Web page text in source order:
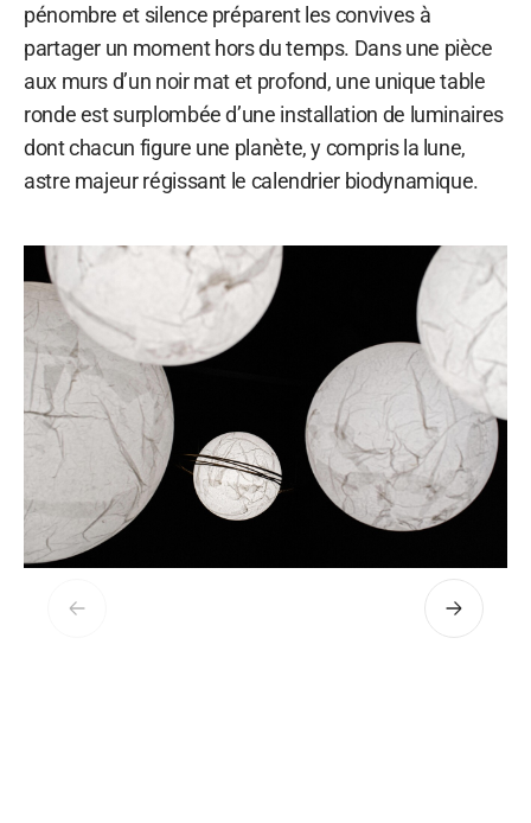
pénombre et silence préparent les convives à
partager un moment hors du temps. Dans une pièce
aux murs d’un noir mat et profond, une unique table
ronde est surplombée d’une installation de luminaires
dont chacun figure une planète, y compris la lune,
astre majeur régissant le calendrier biodynamique.
Précédent Suivant